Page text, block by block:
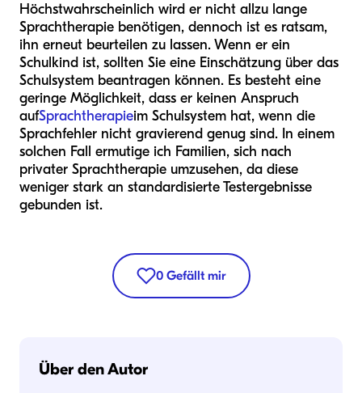
Höchstwahrscheinlich wird er nicht allzu lange
Sprachtherapie benötigen, dennoch ist es ratsam,
ihn erneut beurteilen zu lassen. Wenn er ein
Schulkind ist, sollten Sie eine Einschätzung über das
Schulsystem beantragen können. Es besteht eine
geringe Möglichkeit, dass er keinen Anspruch
aufSprachtherapieim Schulsystem hat, wenn die
Sprachfehler nicht gravierend genug sind. In einem
solchen Fall ermutige ich Familien, sich nach
privater Sprachtherapie umzusehen, da diese
weniger stark an standardisierte Testergebnisse
gebunden ist.
0 Gefällt mir
Über den Autor